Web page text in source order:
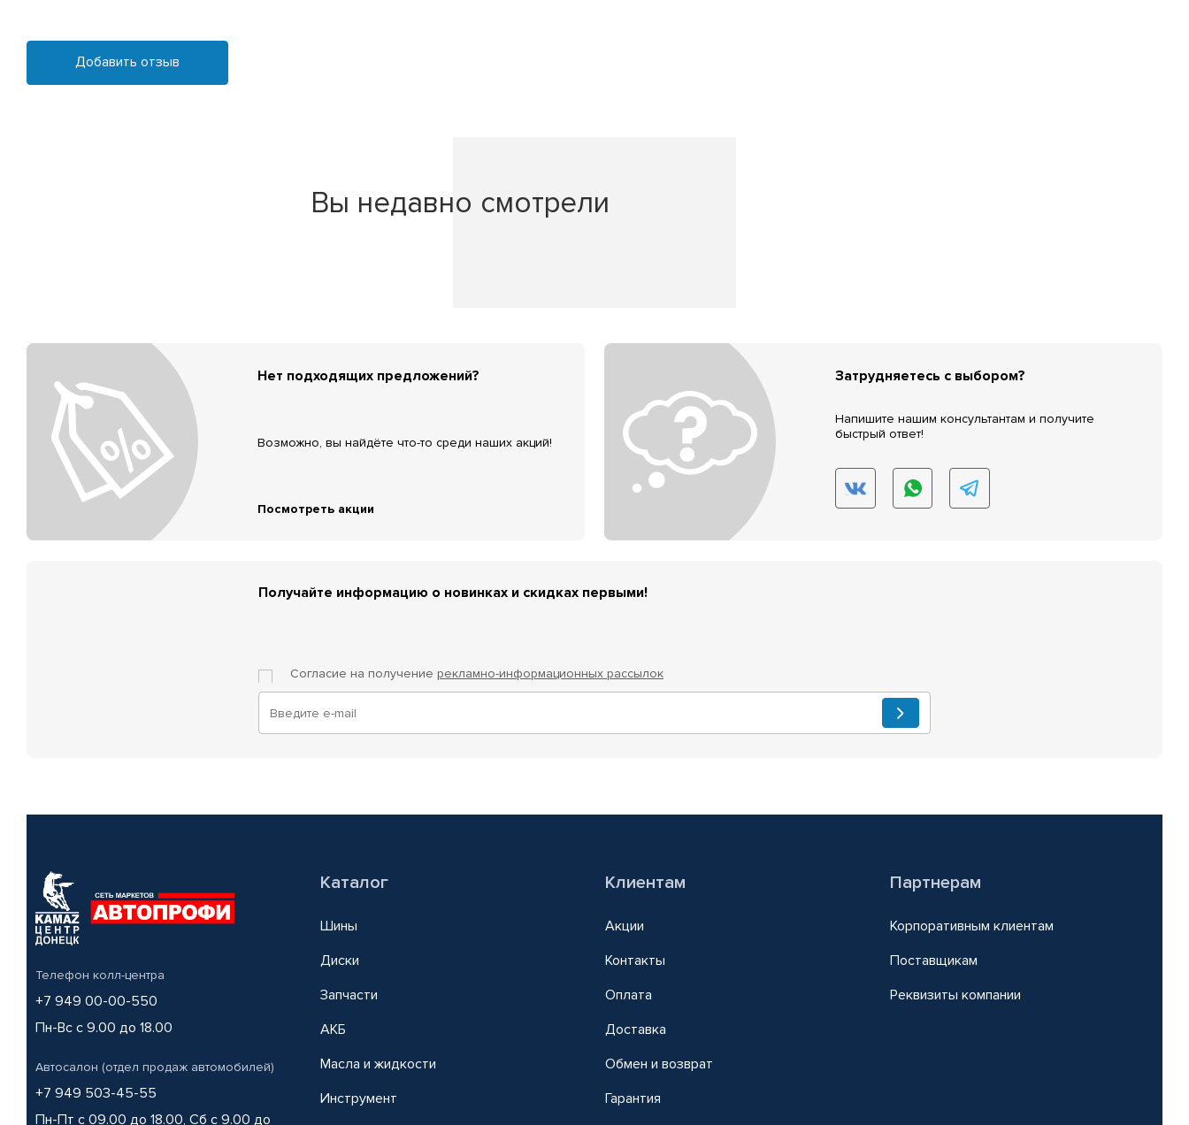
Добавить отзыв
Вы недавно смотрели
Нет подходящих предложений?
Возможно, вы найдёте что-то среди наших акций!
Посмотреть акции
Затрудняетесь с выбором?
Напишите нашим консультантам и получите
быстрый ответ!
Получайте информацию о новинках и скидках первыми!
Согласие на получение рекламно-информационных рассылок
Телефон колл-центра
+7 949 00-00-550
Пн-Вс с 9.00 до 18.00
Автосалон (отдел продаж автомобилей)
+7 949 503-45-55
Пн-Пт с 09.00 до 18.00, Сб с 9.00 до
Каталог
Шины
Диски
Запчасти
АКБ
Масла и жидкости
Инструмент
Клиентам
Акции
Контакты
Оплата
Доставка
Обмен и возврат
Гарантия
Партнерам
Корпоративным клиентам
Поставщикам
Реквизиты компании